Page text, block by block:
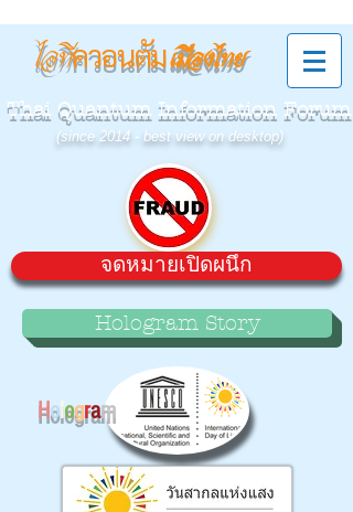
ไอทีควอนตัมเมืองไทย
Thai Quantum Information Forum
(since 2014 - best view on desktop)
จดหมายเปิดผนึก
Hologram Story
Hologram